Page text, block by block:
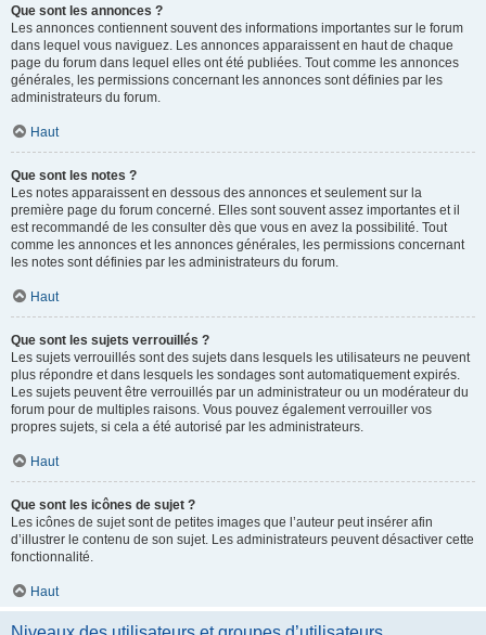
Que sont les annonces ?
Les annonces contiennent souvent des informations importantes sur le forum
dans lequel vous naviguez. Les annonces apparaissent en haut de chaque
page du forum dans lequel elles ont été publiées. Tout comme les annonces
générales, les permissions concernant les annonces sont définies par les
administrateurs du forum.
Haut
Que sont les notes ?
Les notes apparaissent en dessous des annonces et seulement sur la
première page du forum concerné. Elles sont souvent assez importantes et il
est recommandé de les consulter dès que vous en avez la possibilité. Tout
comme les annonces et les annonces générales, les permissions concernant
les notes sont définies par les administrateurs du forum.
Haut
Que sont les sujets verrouillés ?
Les sujets verrouillés sont des sujets dans lesquels les utilisateurs ne peuvent
plus répondre et dans lesquels les sondages sont automatiquement expirés.
Les sujets peuvent être verrouillés par un administrateur ou un modérateur du
forum pour de multiples raisons. Vous pouvez également verrouiller vos
propres sujets, si cela a été autorisé par les administrateurs.
Haut
Que sont les icônes de sujet ?
Les icônes de sujet sont de petites images que l’auteur peut insérer afin
d’illustrer le contenu de son sujet. Les administrateurs peuvent désactiver cette
fonctionnalité.
Haut